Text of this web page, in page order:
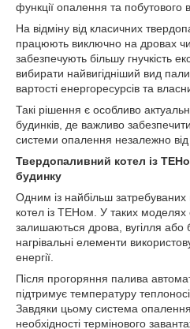
функції опалення та побутового
На відміну від класичних
працюють виключно на дровах чи
забезпечують більшу гнучкість
вибирати найвигідніший вид
вартості енергоресурсів та
Такі рішення є особливо
будинків, де важливо
системи опалення незалежно від
Твердопаливний котел із
будинку
Одним із найбільш затребуваних
котел із ТЕНом. У таких
залишаються дрова, вугілля або
нагрівальні елементи
енергії.
Після прогоряння палива
підтримує температуру
Завдяки цьому система
необхідності термінового